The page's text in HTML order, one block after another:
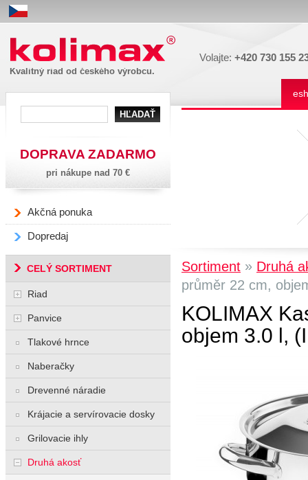
Kolimax
Sortiment » Druhá
průměr 22 cm,
KOLIMAX
objem 3.0 l,
DOPRAVA ZADARMO
pri nákupe nad 70 €
Akčná ponuka
Dopredaj
CELÝ SORTIMENT
Riad
Panvice
Tlakové hrnce
Naberačky
Drevenné náradie
Krájacie a servírovacie dosky
Grilovacie ihly
Druhá akosť
Kvalitný riad od českého výrobcu.
Volajte: +420 730 155